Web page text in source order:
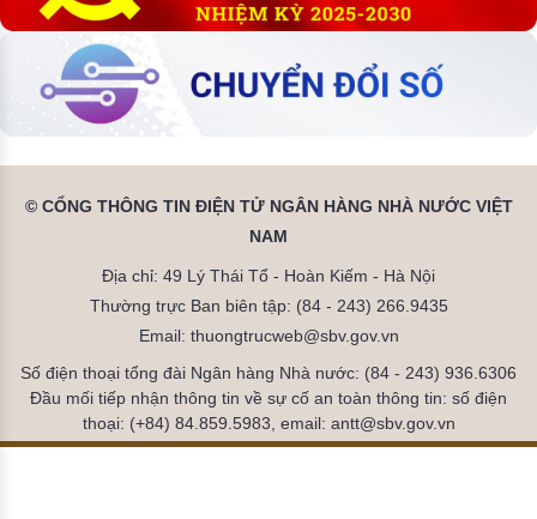
© CỔNG THÔNG TIN ĐIỆN TỬ NGÂN HÀNG NHÀ NƯỚC VIỆT
NAM
Địa chỉ: 49 Lý Thái Tổ - Hoàn Kiếm - Hà Nội
Thường trực Ban biên tập: (84 - 243) 266.9435
Email: thuongtrucweb@sbv.gov.vn
Số điện thoại tổng đài Ngân hàng Nhà nước: (84 - 243) 936.6306
Đầu mối tiếp nhận thông tin về sự cố an toàn thông tin: số điện
thoại: (+84) 84.859.5983, email: antt@sbv.gov.vn